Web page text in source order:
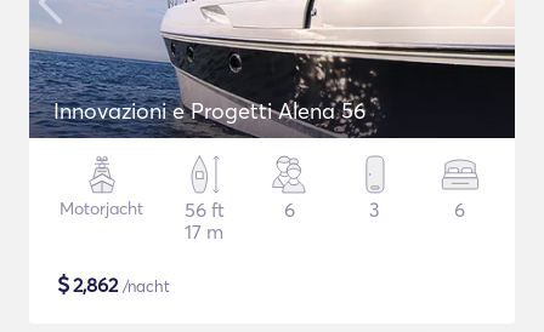
Innovazioni e Progetti Alena 56
Motorjacht
56 ft
17 m
6 3 6
$2,862/nacht